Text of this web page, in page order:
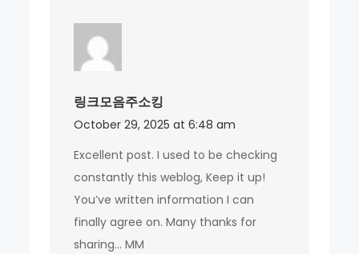
링크모음주소킹
October 29, 2025 at 6:48 am
Excellent post. I used to be checking
constantly this weblog, Keep it up!
You’ve written information I can
finally agree on. Many thanks for
sharing… MM